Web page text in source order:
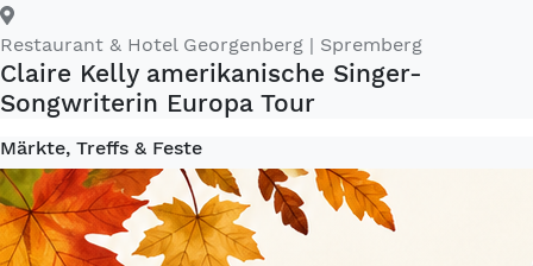
Restaurant & Hotel Georgenberg | Spremberg
Claire Kelly amerikanische Singer-
Songwriterin Europa Tour
Märkte, Treffs & Feste